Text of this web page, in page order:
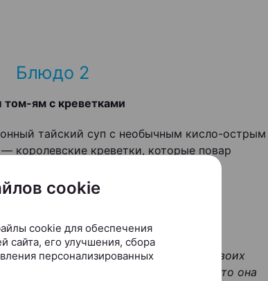
Блюдо 2
том-ям с креветками
тайский суп с необычным кисло-острым
королевские креветки, которые повар
розы и лимонника.
говорить о паназиатской кухне вне своих
границ юго-восточной Азии, то она
cookie
cookie для обеспечения
сайта, его улучшения, сбора
персонализированных